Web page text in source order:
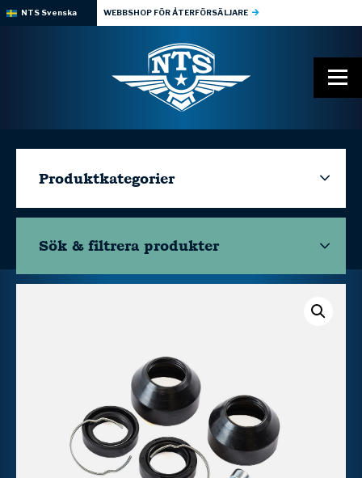
NTS Svenska WEBBSHOP FÖR ÅTERFÖRSÄLJARE
Produktkategorier
Sök & filtrera produkter